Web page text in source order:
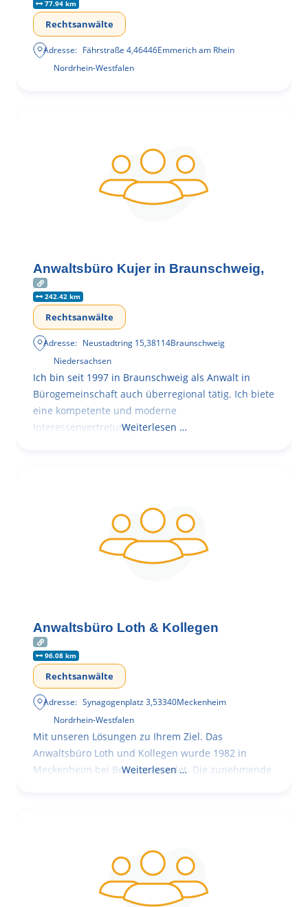
77.94 km
Rechtsanwälte
Adresse: Fährstraße 4,46446Emmerich am Rhein
Nordrhein-Westfalen
Anwaltsbüro Kujer in Braunschweig,
242.42 km
Rechtsanwälte
Adresse: Neustadtring 15,38114Braunschweig
Niedersachsen
Ich bin seit 1997 in Braunschweig als Anwalt in
Bürogemeinschaft auch überregional tätig. Ich biete
eine kompetente und moderne
Interessenvertretung,Weiterlesen …
Anwaltsbüro Loth & Kollegen
96.08 km
Rechtsanwälte
Adresse: Synagogenplatz 3,53340Meckenheim
Nordrhein-Westfalen
Mit unseren Lösungen zu Ihrem Ziel. Das
Anwaltsbüro Loth und Kollegen wurde 1982 in
Meckenheim bei Bonn gegründet. Die zunehmende
Weiterlesen …